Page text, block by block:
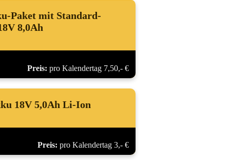
Paket mit Standard-
8,0Ah
Preis: pro Kalendertag 7,50,- €
18V 5,0Ah Li-Ion
Preis: pro Kalendertag 3,- €